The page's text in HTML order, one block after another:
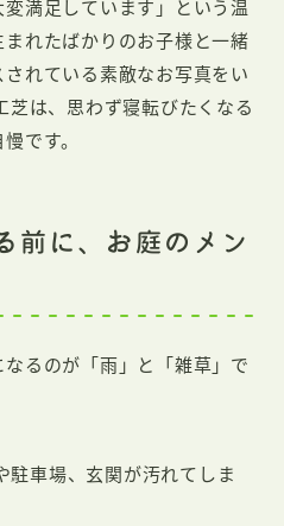
満足しています」という温
れたばかりのお子様と一緒
れている素敵なお写真をい
芝は、思わず寝転びたくなる
です。
に、お庭のメン
るのが「雨」と「雑草」で
駐車場、玄関が汚れてしま